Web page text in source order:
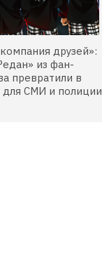
друзей»:
из фан-
превратили в
для СМИ и полиции